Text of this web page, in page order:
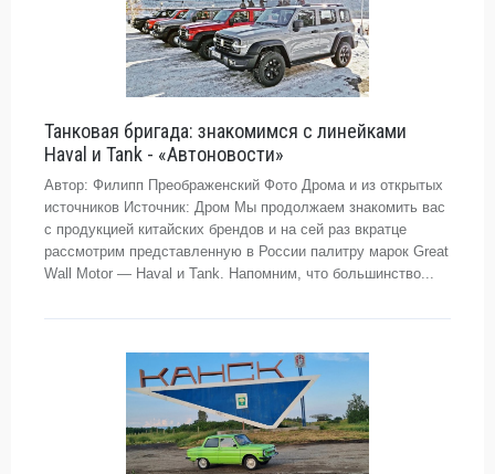
Танковая бригада: знакомимся с линейками
Haval и Tank - «Автоновости»
Автор: Филипп Преображенский Фото Дрома и из открытых
источников Источник: Дром Мы продолжаем знакомить вас
с продукцией китайских брендов и на сей раз вкратце
рассмотрим представленную в России палитру марок Great
Wall Motor — Haval и Tank. Напомним, что большинство...